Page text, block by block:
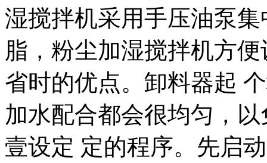
湿搅拌机采用手压油泵
脂，粉尘加湿搅拌机方
省时的优点。 卸料器起
加水配合都会很均匀，
壹设定 定的程序。先启